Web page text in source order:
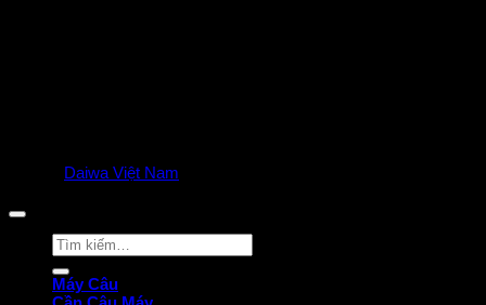
Daiwa Việt Nam
Tìm
kiếm:
Máy Câu